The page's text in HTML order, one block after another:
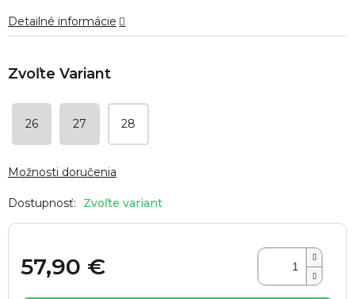
Zvoľte variant
26 27 28
Možnosti doručenia
57,90 €
Detailné informácie